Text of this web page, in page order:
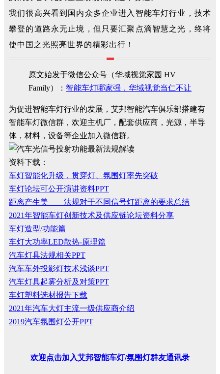
我们很高兴看到国内众多企业进入智能车灯行业，技术
攀登的道路永无止境，但只要汇聚点滴智慧之光，终将
使中国之光照亮世界的精彩出行！
原文始发于微信公众号（华域视觉家园 HV
Family）： 智能车灯哪家强，华域视觉当仁不让
为促进智能车灯行业的发展，艾邦智能汽车俱乐部搭建有
智能车灯微信群，欢迎主机厂，配套供应商，光源，半导
体，材料，设备等企业加入微信群。
资料下载：
车灯智能化升级，贯穿灯、氛围灯率先突破
车灯论坛可公开演讲资料PPT
距离产生美——法规对于不同信号灯距离的要求总结
2021年智能车灯创新技术及供应链论坛资料分享
车灯造型/功能篇
车灯大功率LED散热-原理篇
汽车灯具法规相关PPT
汽车车外投影灯技术浅谈PPT
汽车灯具起雾分析及对策PPT
车灯塑料选材报告下载
2021年汽车大灯主流一级供应商介绍
2019汽车氛围灯公开PPT
欢迎点击加入艾邦智能车灯/氛围灯群友通讯录